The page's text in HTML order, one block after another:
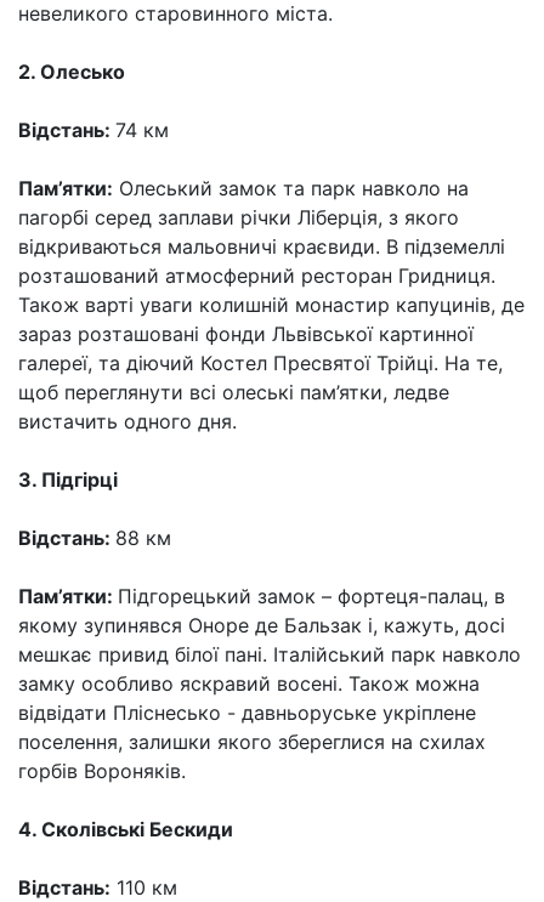
невеликого старовинного міста.
2. Олесько
Відстань: 74 км
Пам’ятки: Олеський замок та парк навколо на
пагорбі серед заплави річки Ліберція, з якого
відкриваються мальовничі краєвиди. В підземеллі
розташований атмосферний ресторан Гридниця.
Також варті уваги колишній монастир капуцинів, де
зараз розташовані фонди Львівської картинної
галереї, та діючий Костел Пресвятої Трійці. На те,
щоб переглянути всі олеські пам’ятки, ледве
вистачить одного дня.
3. Підгірці
Відстань: 88 км
Пам’ятки: Підгорецький замок – фортеця-палац, в
якому зупинявся Оноре де Бальзак і, кажуть, досі
мешкає привид білої пані. Італійський парк навколо
замку особливо яскравий восені. Також можна
відвідати Пліснесько - давньоруське укріплене
поселення, залишки якого збереглися на схилах
горбів Вороняків.
4. Сколівські Бескиди
Відстань: 110 км